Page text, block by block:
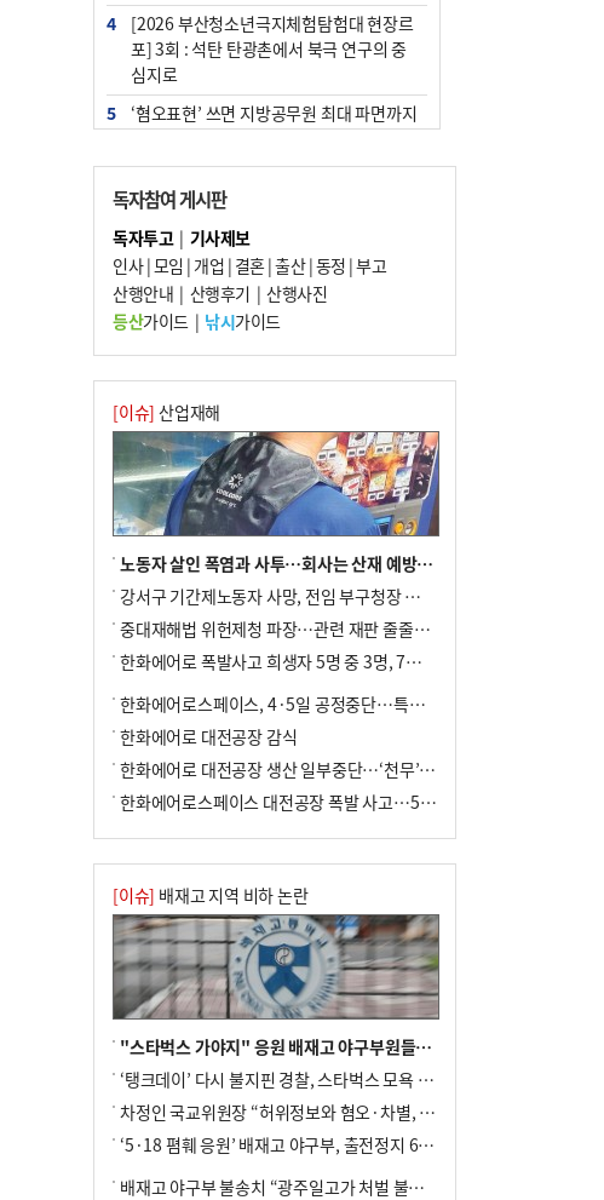
4
[2026 부산청소년극지체험탐험대 현장르
포] 3회 : 석탄 탄광촌에서 북극 연구의 중
심지로
5
‘혐오표현’ 쓰면 지방공무원 최대 파면까지
48개 시군 가뭄
7
이임생, 홍명보 선임 독단적 결정 아냐…면
담 메모 제출
8
부산·울산·경남 폭염 속 소나기·비…무더
위는 지속
10 홈플 사태에 2분기 대형마트 판매 9.4%
↓…백화점은 14.8%↑
독자참여 게시판
독자투고| 기사제보
인사|모임 | 개업 | 결혼|출산|동정 |부고
산행안내 | 산행후기 | 산행사진
등산가이드| 낚시가이드
[이슈] 산업재해
노동자 살인 폭염과 사투…회사는 산재 예방·전기료 절감 전력
강서구 기간제노동자 사망, 전임 부구청장 檢 송치
중대재해법 위헌제청 파장…관련 재판 줄줄이 브레이크
한화에어로 폭발사고 희생자 5명 중 3명, 7일 영면
한화에어로스페이스, 4·5일 공정중단…특별 안전점검
한화에어로 대전공장 감식
한화에어로 대전공장 생산 일부중단…‘천무’ 수출 비상
한화에어로스페이스 대전공장 폭발 사고…5명 사망·2명 부상(종합)
[이슈] 배재고 지역 비하 논란
"스타벅스 가야지" 응원 배재고 야구부원들, 학교서 징계 처분
‘탱크데이’ 다시 불지핀 경찰, 스타벅스 모욕 혐의 압수수색
차정인 국교위원장 “허위정보와 혐오·차별, 학교 교실까지 유입"
‘5·18 폄훼 응원’ 배재고 야구부, 출전정지 6개월→1개월 감경
배재고 야구부 불송치 “광주일고가 처벌 불원 의사 표해”